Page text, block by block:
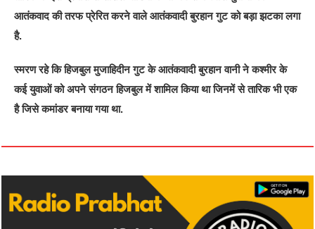
आतंकवाद की तरफ प्रेरित करने वाले आतंकवादी बुरहान गुट को बड़ा झटका लगा
है.
स्मरण रहे कि हिजबुल मुजाहिदीन गुट के आतंकवादी बुरहान वानी ने कश्मीर के
कई युवाओं को अपने संगठन हिजबुल में शामिल किया था जिनमें से तारिक भी एक
है जिसे कमांडर बनाया गया था.